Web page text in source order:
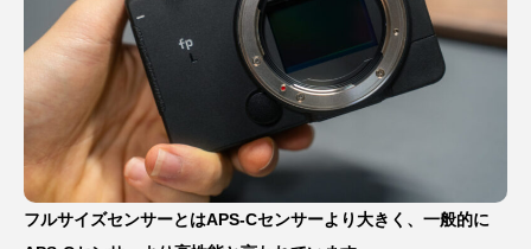
フルサイズセンサーとはAPS-Cセンサーより大きく、一般的に